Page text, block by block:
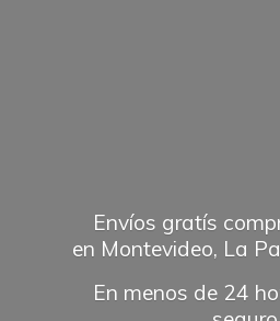
Envíos gratís
en Montevideo, La
En menos de 24